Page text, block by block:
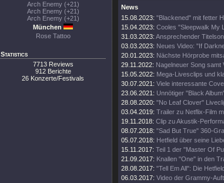
Arch Enemy (+21)
Arch Enemy (+21)
Arch Enemy (+21)
München
Rose Tattoo
Statistics
7713 Reviews
912 Berichte
26 Konzerte/Festivals
News
15.08.2023: "Blackened" mit fetter
15.04.2023: Cooles "Sleepwalk My
31.03.2023: Ansprechender
03.03.2023: Neues Video: "If
20.01.2023: Nächste Hörprobe
29.11.2022: Nagelneuer Song samt
15.05.2022: Mega-Livesclips und
30.07.2021: Viele interessante
23.06.2021: Unnötiger "Black
28.08.2020: "No Leaf Clover"
03.04.2019: Trailer zu Netflix-Film
19.11.2018: Clip zu Akustik-
08.07.2018: "Sad But True" 360-
05.07.2018: Hetfield über seine
15.11.2017: Teil 1 der "Master Of
21.09.2017: Knallen "One" in den
28.08.2017: "Tell Em All": Die
06.03.2017: Video der Grammy-